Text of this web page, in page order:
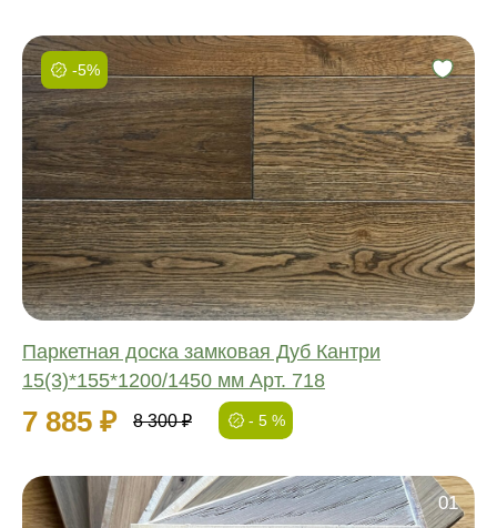
-5%
Паркетная доска замковая Дуб Кантри
15(3)*155*1200/1450 мм Арт. 718
7 885 ₽ 8 300 ₽ - 5 %
Фаска:
Соединение:
Обработка:
Длина:
Ширина:
Толщина:
01